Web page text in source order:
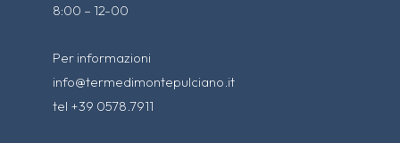
8:00 – 12-00
Per informazioni
info@termedimontepulciano.it
tel +39 0578.7911